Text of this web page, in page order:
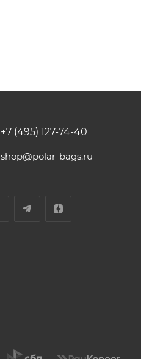
+7 (495) 127-74-40
shop@polar-bags.ru